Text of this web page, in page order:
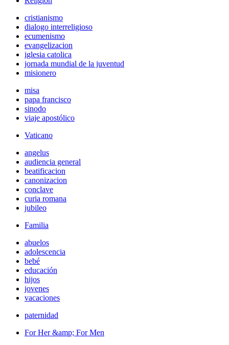
cristianismo
dialogo interreligioso
ecumenismo
evangelizacion
iglesia catolica
jornada mundial de la juventud
misionero
misa
papa francisco
sinodo
viaje apostólico
Vaticano
angelus
audiencia general
beatificacion
canonizacion
conclave
curia romana
jubileo
Familia
abuelos
adolescencia
bebé
educación
hijos
jovenes
vacaciones
paternidad
For Her &amp; For Men